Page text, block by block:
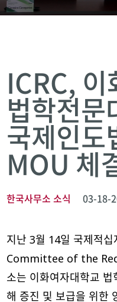
ICRC, 이
법학전문
국제인도
MOU 체
한국사무소 소식 03-18-
지난 3월 14일 국제적
Committee of the Red
소는 이화여자대학교
해 증진 및 보급을 위한